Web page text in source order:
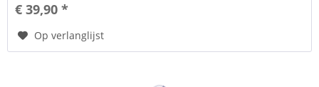
€ 39,90 *
Op verlanglijst